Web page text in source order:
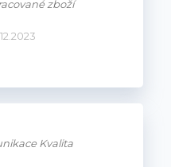
zboží
Kvalita